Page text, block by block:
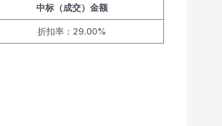
中标（成交）金额
折扣率：29.00%